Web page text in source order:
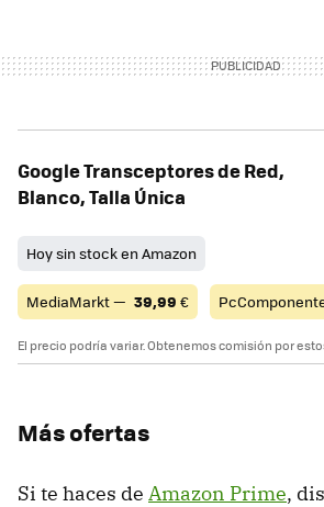
Google Transceptores de Red,
Blanco, Talla Única
Hoy sin stock en Amazon
MediaMarkt — 39,99 €
El precio podría variar. Obtenemos comisión por
Más ofertas
Si te haces de Amazon Prime,